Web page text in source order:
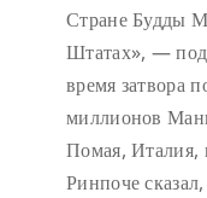
Стране Будды
Штатах», —
время затвора
миллионов
Помая, Италия,
Ринпоче